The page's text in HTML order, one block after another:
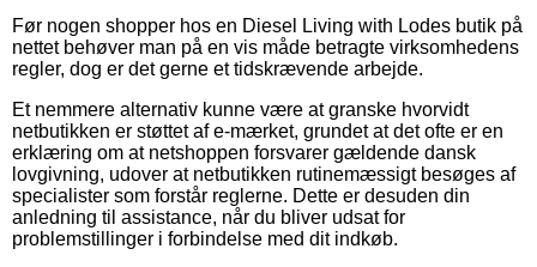
Før nogen shopper hos en Diesel Living with Lodes butik på
nettet behøver man på en vis måde betragte virksomhedens
regler, dog er det gerne et tidskrævende arbejde.
Et nemmere alternativ kunne være at granske hvorvidt
netbutikken er støttet af e-mærket, grundet at det ofte er en
erklæring om at netshoppen forsvarer gældende dansk
lovgivning, udover at netbutikken rutinemæssigt besøges af
specialister som forstår reglerne. Dette er desuden din
anledning til assistance, når du bliver udsat for
problemstillinger i forbindelse med dit indkøb.